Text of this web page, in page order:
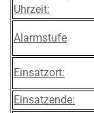
Uhrzeit:
Alarmstufe
Einsatzort:
Einsatzende: